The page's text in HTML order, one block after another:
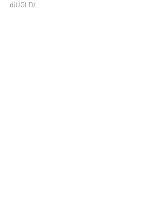
diUGLD/